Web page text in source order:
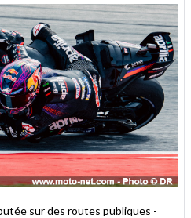
sur des routes publiques -